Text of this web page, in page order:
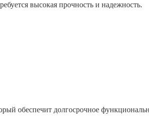
высокая прочность и надежность.
обеспечит долгосрочное